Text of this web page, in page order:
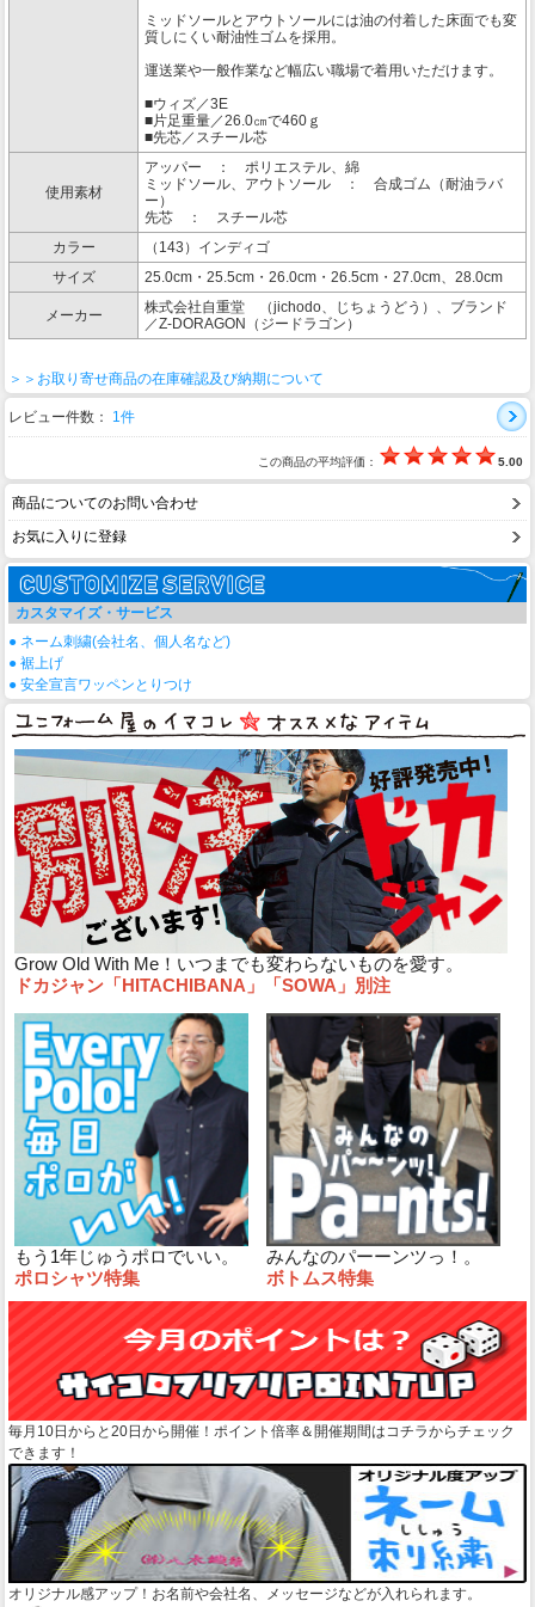
ミッドソールとアウトソールには油の付着した床面でも変
質しにくい耐油性ゴムを採用。
運送業や一般作業など幅広い職場で着用いただけます。
■ウィズ／3E
■片足重量／26.0㎝で460ｇ
■先芯／スチール芯
使用素材
アッパー ： ポリエステル、綿
ミッドソール、アウトソール ： 合成ゴム（耐油ラバ
ー）
先芯 ： スチール芯
カラー
（143）インディゴ
サイズ
25.0cm・25.5cm・26.0cm・26.5cm・27.0cm、28.0cm
メーカー
株式会社自重堂 （jichodo、じちょうどう）、ブランド
／Z-DORAGON（ジードラゴン）
＞＞お取り寄せ商品の在庫確認及び納期について
レビュー件数： 1件
この商品の平均評価： 5.00
商品についてのお問い合わせ
お気に入りに登録
カスタマイズ・サービス
● ネーム刺繍(会社名、個人名など)
● 裾上げ
● 安全宣言ワッペンとりつけ
Grow Old With Me！いつまでも変わらないものを愛す。
ドカジャン「HITACHIBANA」「SOWA」別注
もう1年じゅうポロでいい。
ポロシャツ特集
みんなのパーーンツっ！。
ボトムス特集
毎月10日からと20日から開催！ポイント倍率＆開催期間はコチラからチェック
できます！
オリジナル感アップ！お名前や会社名、メッセージなどが入れられます。